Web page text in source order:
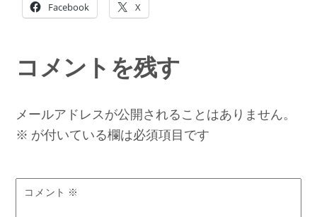
Facebook X
コメントを残す
メールアドレスが公開されることはありません。
※ が付いている欄は必須項目です
コメント ※